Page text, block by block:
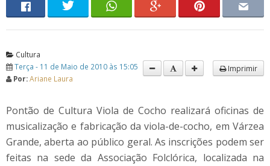
Cultura
Terça - 11 de Maio de 2010 às 15:05
Por:Ariane Laura
Imprimir
Pontão de Cultura Viola de Cocho realizará oficinas de
musicalização e fabricação da viola-de-cocho, em Várzea
Grande, aberta ao público geral. As inscrições podem ser
feitas na sede da Associação Folclórica, localizada na